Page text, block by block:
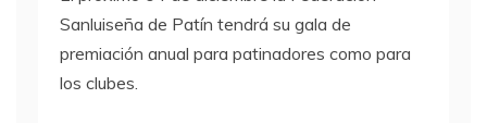
Sanluiseña de Patín tendrá su gala de
premiación anual para patinadores como para
los clubes.